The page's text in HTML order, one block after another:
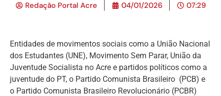
Redação Portal Acre 04/01/2026 07:29
Entidades de movimentos sociais como a União Nacional
dos Estudantes (UNE), Movimento Sem Parar, União da
Juventude Socialista no Acre e partidos políticos como a
juventude do PT, o Partido Comunista Brasileiro (PCB) e
o Partido Comunista Brasileiro Revolucionário (PCBR)